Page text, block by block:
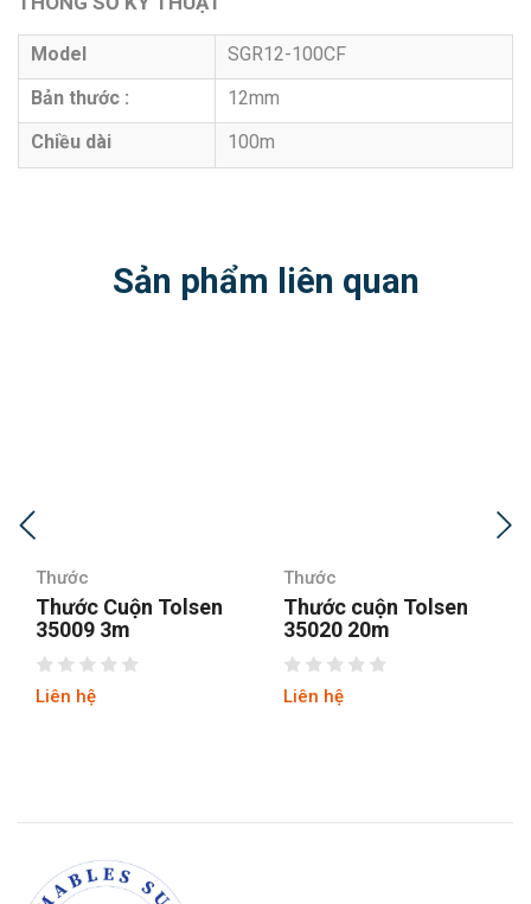
Model
SGR12-100CF
Bản thước :
12mm
Chiều dài
100m
Sản phẩm liên quan
Tolsen
Thước cuộn Tolsen
Thước kéo 2
cấp Asaki AK-